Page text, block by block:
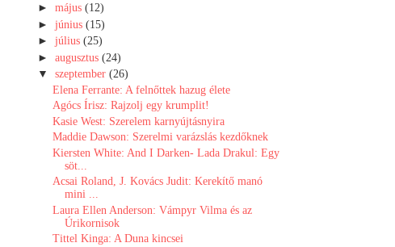
►május(12)
►június(15)
►július(25)
►augusztus(24)
▼ szeptember(26)
Elena Ferrante: A felnőttek hazug élete
Agócs Írisz: Rajzolj egy krumplit!
Kasie West: Szerelem karnyújtásnyira
Maddie Dawson: Szerelmi varázslás kezdőknek
Kiersten White: And I Darken- Lada Drakul: Egy
söt...
Acsai Roland, J. Kovács Judit: Kerekítő manó
mini ...
Laura Ellen Anderson: Vámpyr Vilma és az
Úrikornisok
Tittel Kinga: A Duna kincsei